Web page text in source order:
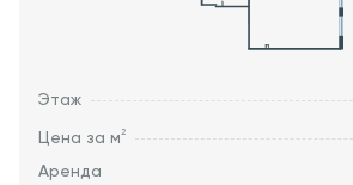
Этаж
Цена за м2
Аренда